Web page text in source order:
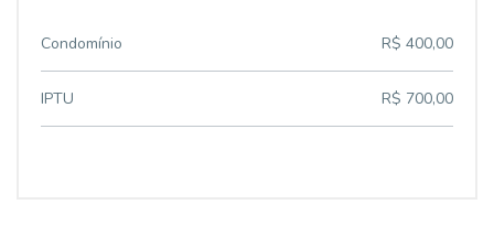
Condomínio R$ 400,00
IPTU R$ 700,00